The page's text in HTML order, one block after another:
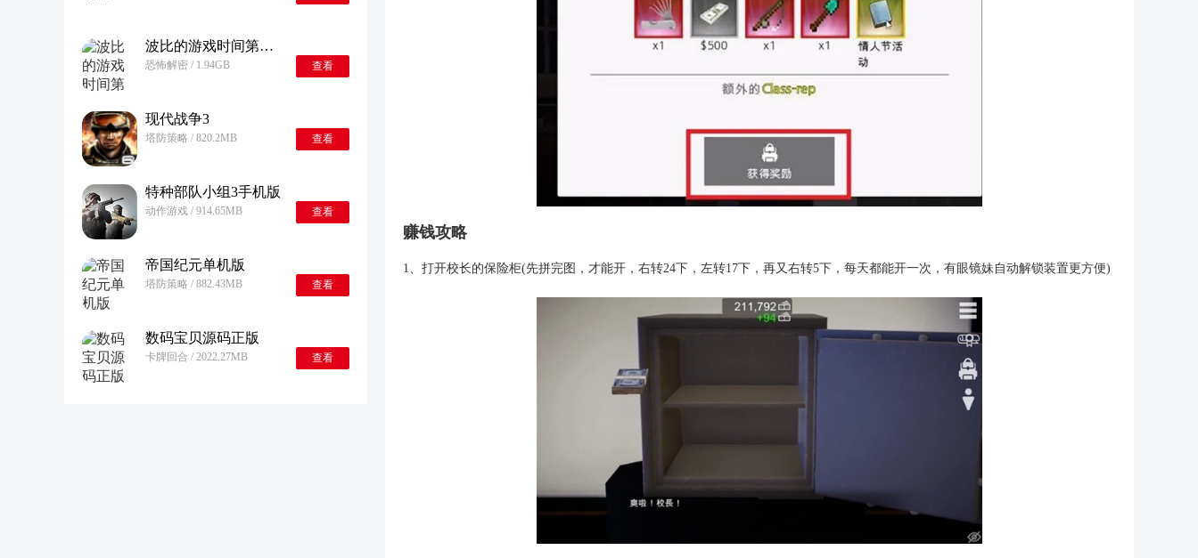
波比的游戏时间第五章万圣节版
恐怖解密 / 1.94GB 查看
现代战争3
塔防策略 / 820.2MB 查看
特种部队小组3手机版
动作游戏 / 914.65MB 查看
帝国纪元单机版
塔防策略 / 882.43MB 查看
数码宝贝源码正版
卡牌回合 / 2022.27MB 查看
赚钱攻略
1、打开校长的保险柜(先拼完图，才能开，右转24下，左转17下，再又右转5下，每天都能开一次，有眼镜妹自动解锁装置更方便)